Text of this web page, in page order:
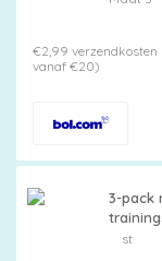
€2,99
vanaf €20)
3-pack
st